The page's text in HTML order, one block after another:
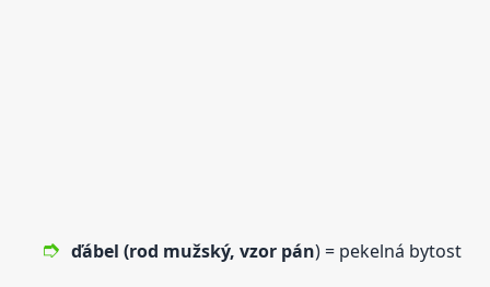
ďábel (rod mužský,vzor pán) = pekelná bytost